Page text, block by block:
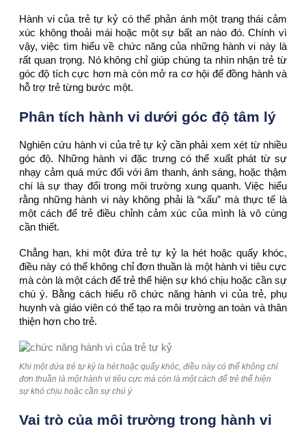
Hành vi của trẻ tự kỷ có thể phản ánh một trạng thái cảm
xúc không thoải mái hoặc một sự bất an nào đó. Chính vì
vậy, việc tìm hiểu về chức năng của những hành vi này là
rất quan trọng. Nó không chỉ giúp chúng ta nhìn nhận trẻ từ
góc độ tích cực hơn mà còn mở ra cơ hội để đồng hành và
hỗ trợ trẻ từng bước một.
Phân tích hành vi dưới góc độ tâm lý
Nghiên cứu hành vi của trẻ tự kỷ cần phải xem xét từ nhiều
góc độ. Những hành vi đặc trưng có thể xuất phát từ sự
nhạy cảm quá mức đối với âm thanh, ánh sáng, hoặc thậm
chí là sự thay đổi trong môi trường xung quanh. Việc hiểu
rằng những hành vi này không phải là “xấu” mà thực tế là
một cách để trẻ điều chỉnh cảm xúc của mình là vô cùng
cần thiết.
Chẳng hạn, khi một đứa trẻ tự kỷ la hét hoặc quấy khóc,
điều này có thể không chỉ đơn thuần là một hành vi tiêu cực
mà còn là một cách để trẻ thể hiện sự khó chịu hoặc cần sự
chú ý. Bằng cách hiểu rõ chức năng hành vi của trẻ, phụ
huynh và giáo viên có thể tạo ra môi trường an toàn và thân
thiện hơn cho trẻ.
Khi một đứa trẻ tự kỷ la hét hoặc quấy khóc, điều này có thể không chỉ
đơn thuần là một hành vi tiêu cực mà còn là một cách để trẻ thể hiện
sự khó chịu hoặc cần sự chú ý
Vai trò của môi trường trong hành vi